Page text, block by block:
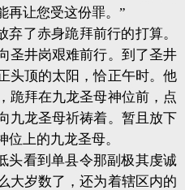
再让您受这份罪。”
了赤身跪拜前行的打算。
圣井岗艰难前行。 到了圣井
头顶的太阳，恰正午时。 他
跪拜在九龙圣母神位前，点
九龙圣母祈祷着。 暂且放下
上的九龙圣母。
头看到单县令那副极其虔诚
大岁数了，还为着辖区内的